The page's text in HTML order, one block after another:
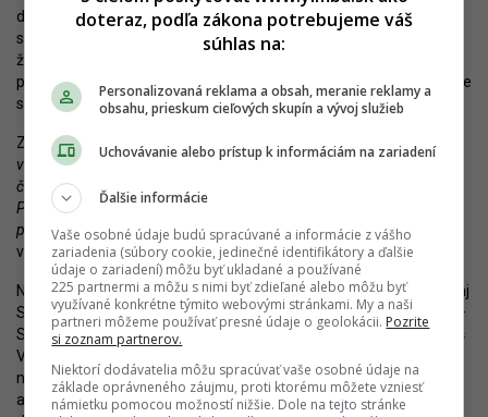
developmentu. Príkladom je prípad Smaltovne v Petržalke, ktorá
sa stane súčasťou developmentuNová Matadorka
že ju mohol developer kľudne asanovať. Namiesto toho dodá
projektu mimoriadne príťažlivý charakter, ktorý bude v jeho prípade
silnou konkurenčnou výhodou.
ZSE potvrdzuje, že si je vedomé existujúcich hodnôt.
„Sme si
vedomí spoločenskej zodpovednosti pri industriálnych stavbách,
čoho dôkazom je aj rozsiahla rekonštrukcia a prevádzka Elektrárne
Piešťany, ktorá slúži pre širokú verejnosť a stojí nemalé finančné
prostriedky,“pripomína M. Dobošová. Ak tomu tak je, mala by byť
vyvinutá maximálna snaha aj v tomto prípade.
Nesúhlas s asanáciou už okrem občianskeho združenia vyjadrila aj
Slovenská komora architektov, starostka mestskej časti Bratisla –
Staré Mesto Zuzana Aufrichtová alebo primátor Bratislavy Matúš
Vallo. Vo výsledku však ide skôr o symbolické gesto. Bude záležať
najmä na ZSE, ako na verejnú požiadavku objekt zachovať
a zapojiť do života lokality zareaguje. Ak bude verejný tlak
doteraz, podľa zákona potrebujeme váš
súhlas na:
Personalizovaná reklama a obsah, meranie reklamy a
obsahu, prieskum cieľových skupín a vývoj služieb
Uchovávanie alebo prístup k informáciám na zariadení
Ďalšie informácie
Vaše osobné údaje budú spracúvané a informácie z vášho
zariadenia (súbory cookie, jedinečné identifikátory a ďalšie
údaje o zariadení) môžu byť ukladané a používané
225 partnermi a môžu s nimi byť zdieľané alebo môžu byť
využívané konkrétne týmito webovými stránkami. My a naši
partneri môžeme používať presné údaje o geolokácii. Pozrite
si zoznam partnerov.
Niektorí dodávatelia môžu spracúvať vaše osobné údaje na
základe oprávneného záujmu, proti ktorému môžete vzniesť
námietku pomocou možností nižšie. Dole na tejto stránke